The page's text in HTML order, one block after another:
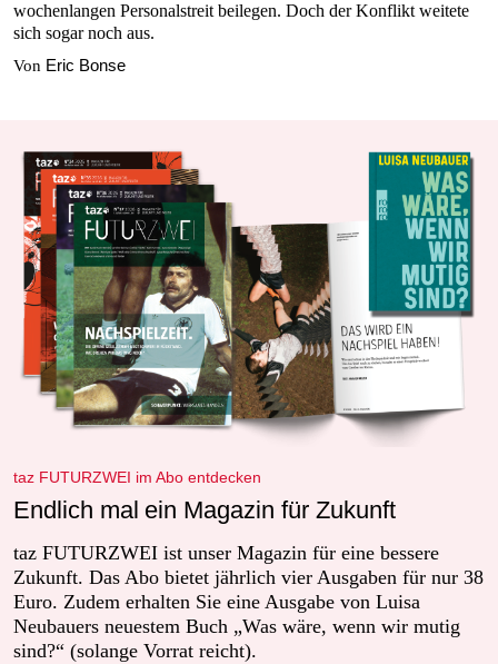
wochenlangen Personalstreit beilegen. Doch der Konflikt weitete
sich sogar noch aus.
Von Eric Bonse
taz FUTURZWEI im Abo entdecken
Endlich mal ein Magazin für Zukunft
taz FUTURZWEI ist unser Magazin für eine bessere
Zukunft. Das Abo bietet jährlich vier Ausgaben für nur 38
Euro. Zudem erhalten Sie eine Ausgabe von Luisa
Neubauers neuestem Buch „Was wäre, wenn wir mutig
sind?“ (solange Vorrat reicht).